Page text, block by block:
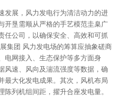
发展，风力发电行为清洁动力的进
开垦需顺从严格的手艺模范圭臬广
任公司，以确保安全、高效和可抓
集团 风力发电场的筹算应抽象磋商
电网接入、生态保护等多方面身
风速、风向及湍流强度等数据，确
最大化发电成果。其次，风机布局
陈列机组间距，擢升合座发电量。